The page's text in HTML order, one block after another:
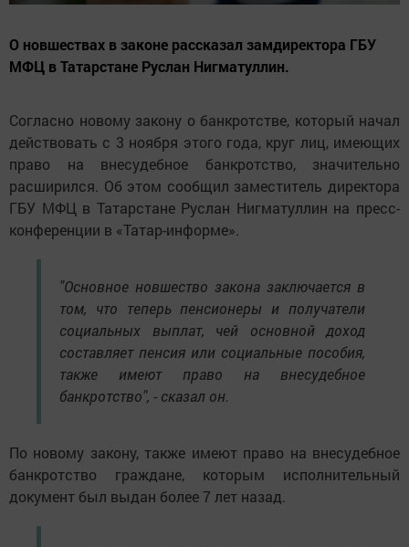
О новшествах в законе рассказал замдиректора ГБУ
МФЦ в Татарстане Руслан Нигматуллин.
Согласно новому закону о банкротстве, который начал
действовать с 3 ноября этого года, круг лиц, имеющих
право на внесудебное банкротство, значительно
расширился. Об этом сообщил заместитель директора
ГБУ МФЦ в Татарстане Руслан Нигматуллин на пресс-
конференции в «Татар-информе».
"Основное новшество закона заключается в
том, что теперь пенсионеры и получатели
социальных выплат, чей основной доход
составляет пенсия или социальные пособия,
также имеют право на внесудебное
банкротство", - сказал он.
По новому закону, также имеют право на внесудебное
банкротство граждане, которым исполнительный
документ был выдан более 7 лет назад.